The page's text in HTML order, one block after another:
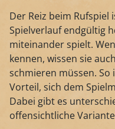
Der Reiz beim Rufspiel
Spielverlauf endgültig
miteinander spielt.
kennen, wissen sie
schmieren müssen.
Vorteil, sich dem
Dabei gibt es
offensichtliche